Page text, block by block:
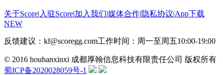
关于Score| 入驻Score|加入我们|媒体合作|隐私协议|App下载
NEW
反馈建议：kf@scoregg.com工作时间：周一至周五10:00-19:00
© 2016 houhanxinxi 成都厚翰信息科技有限责任公司 版权所有
蜀ICP备2020028059号-1